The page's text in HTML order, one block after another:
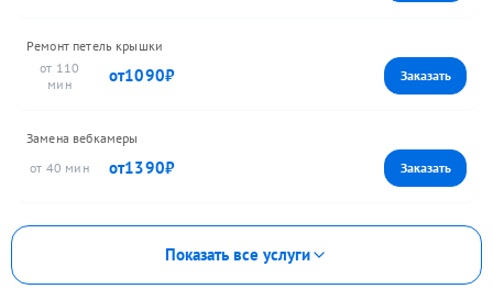
Ремонт петель крышки
110
1090
Замена вебкамеры
40
1390
Показать все услуги